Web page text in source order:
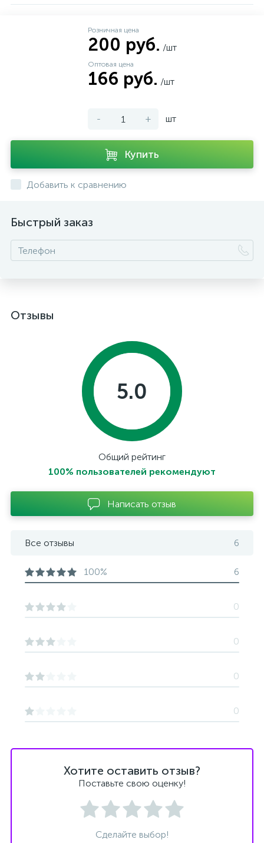
Розничная цена
200 руб. /шт
Оптовая цена
166 руб. /шт
- + шт
Купить
Добавить к сравнению
Быстрый заказ
Отзывы
Хотите оставить отзыв?
Поставьте свою оценку!
Сделайте выбор!
5.0
Общий рейтинг
100% пользователей рекомендуют
Написать отзыв
Все отзывы 6
100% 6
0
0
0
0